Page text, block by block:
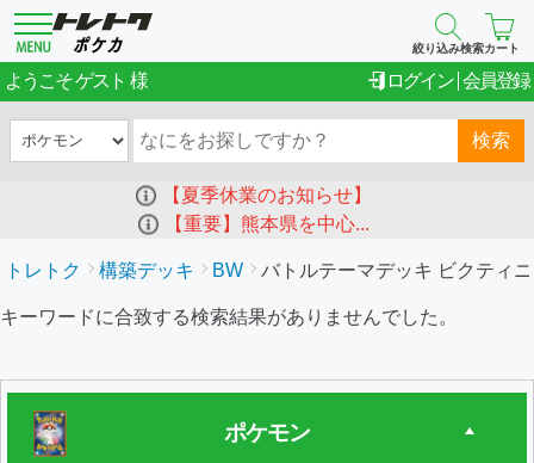
絞り込み検索カート
ようこそゲスト ログイン 会員登録
検索
【夏季休業のお知らせ】
【重要】熊本県を中心...
トレトク 構築デッキ BW バトルテーマデッキ ビクティ
キーワードに合致する検索結果がありませんでした。
ポケモン